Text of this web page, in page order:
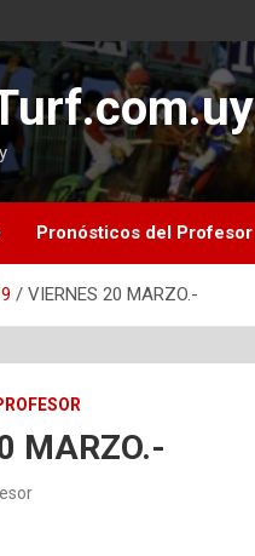
Pronósticos del Profesor
VIERNES 20 MARZO.-
MARZO.-